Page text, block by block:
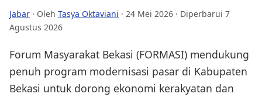
Jabar · Oleh Tasya Oktaviani · 24 Mei 2026 · Diperbarui 7
Agustus 2026
Forum Masyarakat Bekasi (FORMASI) mendukung
penuh program modernisasi pasar di Kabupaten
Bekasi untuk dorong ekonomi kerakyatan dan